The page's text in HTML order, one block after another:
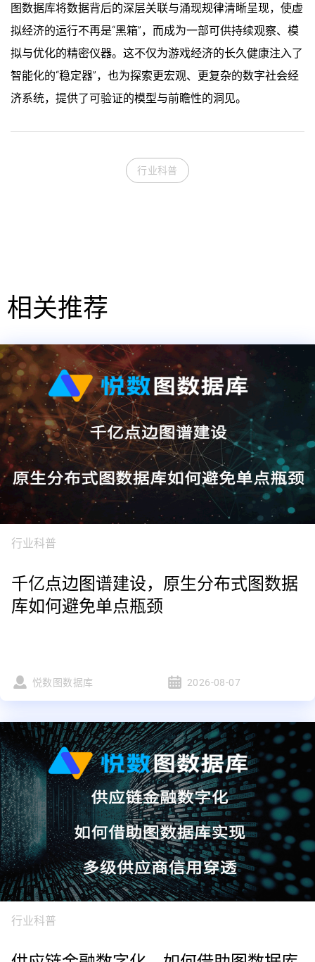
图数据库将数据背后的深层关联与涌现规律清晰呈现，使虚
拟经济的运行不再是“黑箱”，而成为一部可供持续观察、模
拟与优化的精密仪器。这不仅为游戏经济的长久健康注入了
智能化的“稳定器”，也为探索更宏观、更复杂的数字社会经
济系统，提供了可验证的模型与前瞻性的洞见。
行业科普
相关推荐
行业科普
千亿点边图谱建设，原生分布式图数据
库如何避免单点瓶颈
悦数图数据库 2026-08-07
行业科普